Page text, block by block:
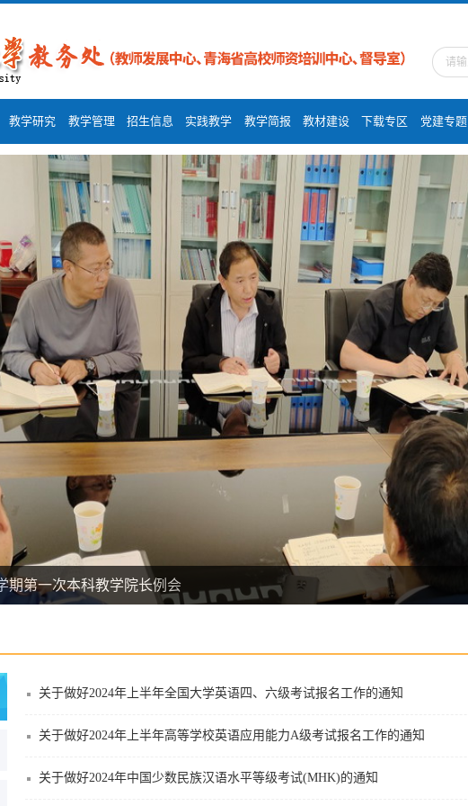
教学研究 教学管理 招生信息 实践教学 教学简报 教材建设 下载专区 党建专题
期第一次本科教学院长例会
关于做好2024年上半年全国大学英语四、六级考试报名工作的通知
关于做好2024年上半年高等学校英语应用能力A级考试报名工作的通知
关于做好2024年中国少数民族汉语水平等级考试(MHK)的通知